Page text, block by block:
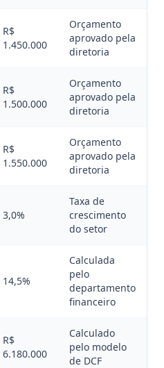
R$
1.450.000
Orçamento
aprovado pela
diretoria
R$
1.500.000
Orçamento
aprovado pela
diretoria
R$
1.550.000
Orçamento
aprovado pela
diretoria
3,0%
Taxa de
crescimento
do setor
14,5%
Calculada
pelo
departamento
financeiro
R$
6.180.000
Calculado
pelo modelo
de DCF